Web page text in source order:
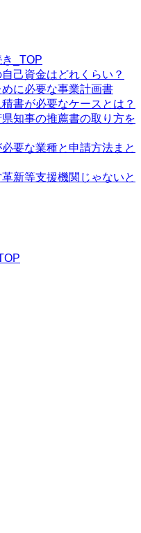
_TOP
己資金はどれくらい？
に必要な事業計画書
書が必要なケースとは？
知事の推薦書の取り方を
要な業種と申請方法まと
新等支援機関じゃないと